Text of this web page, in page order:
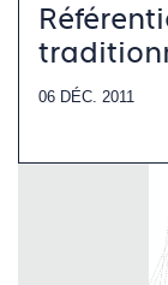
06 DÉC. 2011